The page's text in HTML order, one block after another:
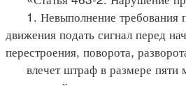
1. Невыполнение требования
движения подать сигнал перед
перестроения, поворота,
влечет штраф в размере пяти